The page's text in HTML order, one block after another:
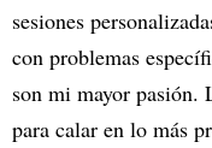
sesiones
con problemas
son mi mayor pasión.
para calar en lo más